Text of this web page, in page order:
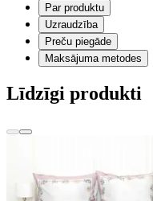
Par produktu
Uzraudzība
Preču piegāde
Maksājuma metodes
Līdzīgi produkti